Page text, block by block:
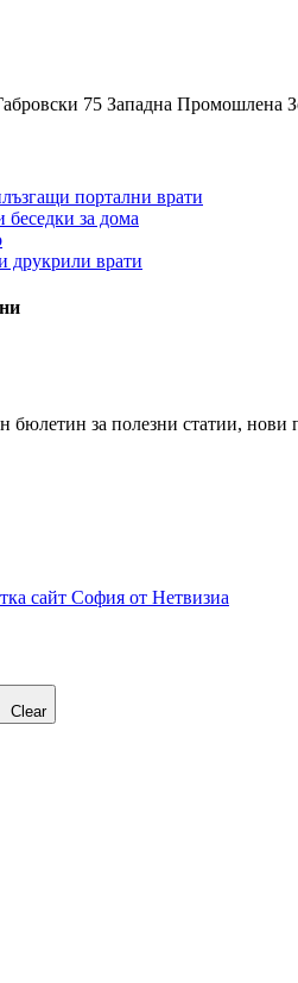
75 Западна Промошлена
портални врати
беседки за дома
друкрили врати
бюлетин за полезни статии, нови
сайт София от Нетвизиа
Clear